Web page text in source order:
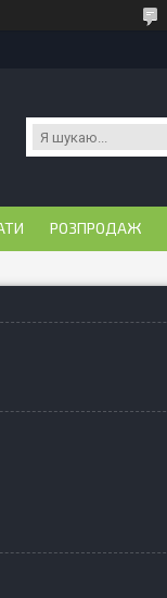
РОЗПРОДАЖ